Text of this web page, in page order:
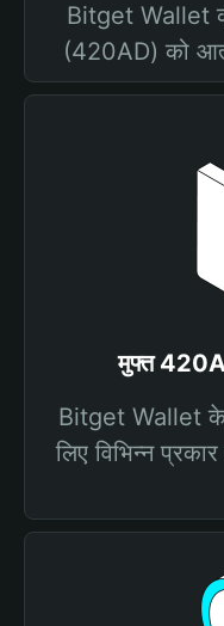
Bitget Wallet
(420AD) को
मुफ्त
Bitget Wallet के
लिए विभिन्न